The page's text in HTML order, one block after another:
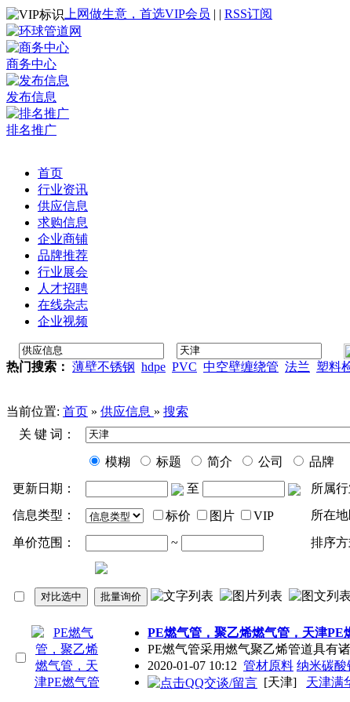
上网做生意，首选VIP会员 | | RSS订阅
商务中心
发布信息
排名推广
首页
行业资讯
供应信息
求购信息
企业商铺
品牌推荐
行业展会
人才招聘
在线杂志
企业视频
热门搜索： 薄壁不锈钢 hdpe PVC 中空壁缠绕管 法兰 塑料
当前位置: 首页 » 供应信息 » 搜索
关 键 词：
模糊 标题 简介 公司
品牌
更新日期：
至
所属行
信息类型：
标价 图片 VIP 所在地
单价范围： ~ 排序方
PE燃气管，聚乙烯燃气管， 天津PE
PE燃气管采用燃气聚乙烯管道具有
2020-01-07 10:12 管材原料 纳米碳酸
[天津]
天津满